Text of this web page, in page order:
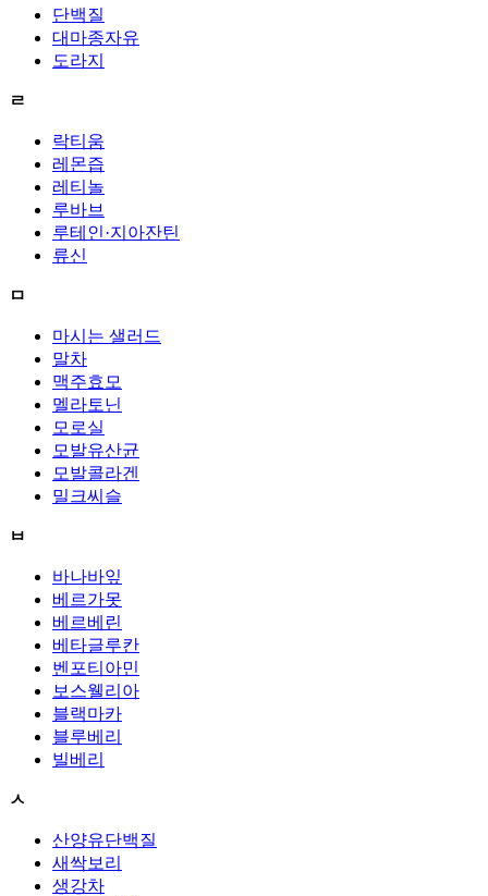
단백질
대마종자유
도라지
ㄹ
락티움
레몬즙
레티놀
루바브
루테인·지아잔틴
류신
ㅁ
마시는 샐러드
말차
맥주효모
멜라토닌
모로실
모발유산균
모발콜라겐
밀크씨슬
ㅂ
바나바잎
베르가못
베르베린
베타글루칸
벤포티아민
보스웰리아
블랙마카
블루베리
빌베리
ㅅ
산양유단백질
새싹보리
생강차